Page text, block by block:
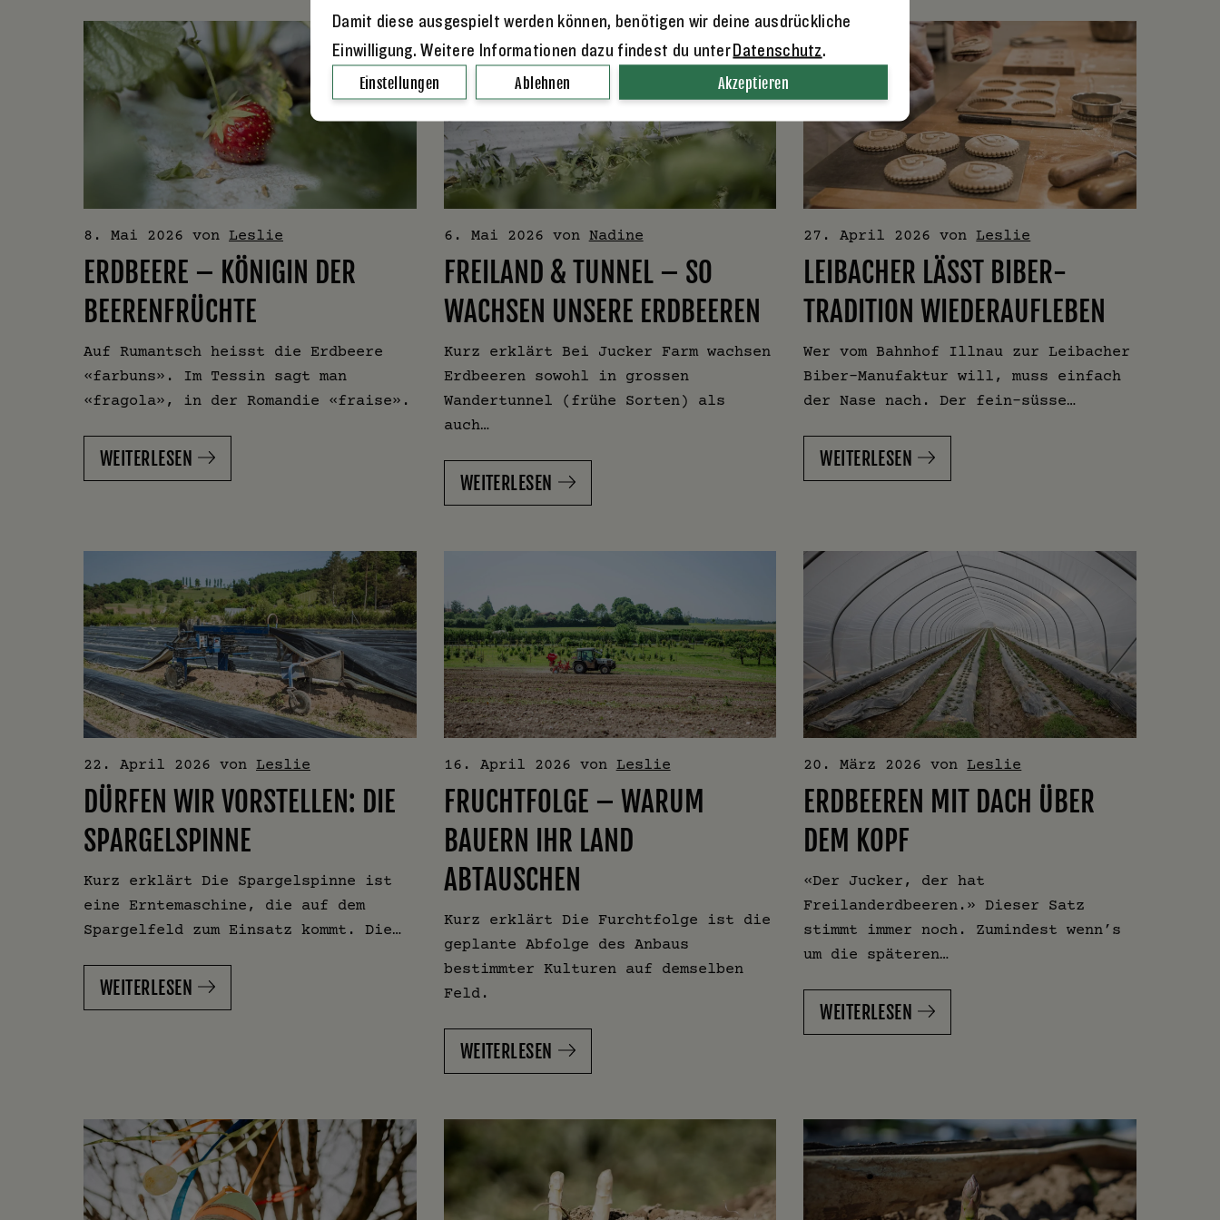
8. Mai 2026 von Leslie
ERDBEERE – KÖNIGIN DER
BEERENFRÜCHTE
Auf Rumantsch heisst die Erdbeere
«farbuns». Im Tessin sagt man
«fragola», in der Romandie «fraise».
WEITERLESEN
6. Mai 2026 von Nadine
FREILAND & TUNNEL – SO
WACHSEN UNSERE ERDBEEREN
Kurz erklärt Bei Jucker Farm wachsen
Erdbeeren sowohl in grossen
Wandertunnel (frühe Sorten) als
auch…
WEITERLESEN
27. April 2026 vonLeslie
LEIBACHER LÄSST BIBER-
TRADITION WIEDERAUFLEBEN
Wer vom Bahnhof Illnau zur Leibacher
Biber-Manufaktur will, muss einfach
der Nase nach. Der fein-süsse…
WEITERLESEN
22. April 2026 von Leslie
DÜRFEN WIR VORSTELLEN: DIE
SPARGELSPINNE
Kurz erklärt Die Spargelspinne ist
eine Erntemaschine, die auf dem
Spargelfeld zum Einsatz kommt. Die…
WEITERLESEN
16. April 2026 von Leslie
FRUCHTFOLGE – WARUM
BAUERN IHR LAND
ABTAUSCHEN
Kurz erklärt Die Furchtfolge ist die
geplante Abfolge des Anbaus
bestimmter Kulturen auf demselben
Feld.
WEITERLESEN
20. März 2026 vonLeslie
ERDBEEREN MIT DACH ÜBER
DEM KOPF
«Der Jucker, der hat
Freilanderdbeeren.» Dieser Satz
stimmt immer noch. Zumindest wenn’s
um die späteren…
WEITERLESEN
Damit diese ausgespielt werden können, benötigen wir deine ausdrückliche
Einwilligung. Weitere Informationen dazu findest du unterDatenschutz.
Einstellungen Ablehnen Akzeptieren